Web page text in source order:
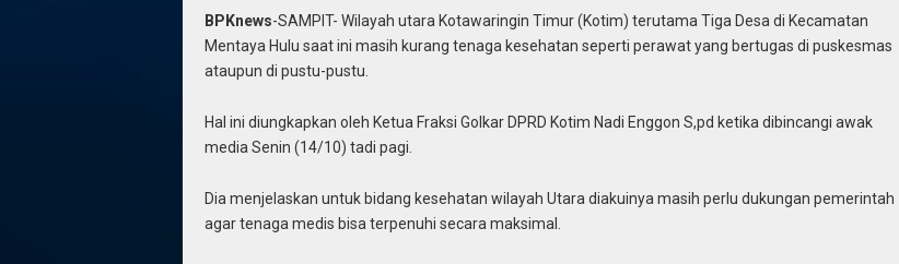
BPKnews-SAMPIT- Wilayah utara Kotawaringin Timur (Kotim) terutama Tiga Desa di Kecamatan
Mentaya Hulu saat ini masih kurang tenaga kesehatan seperti perawat yang bertugas di puskesmas
ataupun di pustu-pustu.
Hal ini diungkapkan oleh Ketua Fraksi Golkar DPRD Kotim Nadi Enggon S,pd ketika dibincangi awak
media Senin (14/10) tadi pagi.
Dia menjelaskan untuk bidang kesehatan wilayah Utara diakuinya masih perlu dukungan pemerintah
agar tenaga medis bisa terpenuhi secara maksimal.